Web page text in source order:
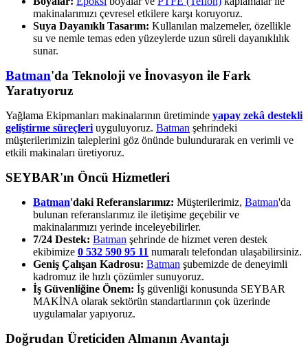
makinalarımızı çevresel etkilere karşı koruyoruz.
Suya Dayanıklı Tasarım: Kullanılan malzemeler, özellikle
su ve nemle temas eden yüzeylerde uzun süreli dayanıklılık
sunar.
Batman'da Teknoloji ve İnovasyon ile Fark
Yaratıyoruz
Yağlama Ekipmanları makinalarının üretiminde yapay zekâ destekli
geliştirme süreçleri uyguluyoruz. Batman şehrindeki
müşterilerimizin taleplerini göz önünde bulundurarak en verimli ve
etkili makinaları üretiyoruz.
SEYBAR'ın Öncü Hizmetleri
Batman'daki Referanslarımız: Müşterilerimiz, Batman'da
bulunan referanslarımız ile iletişime geçebilir ve
makinalarımızı yerinde inceleyebilirler.
7/24 Destek: Batman şehrinde de hizmet veren destek
ekibimize 0 532 590 95 11 numaralı telefondan ulaşabilirsiniz.
Geniş Çalışan Kadrosu: Batman şubemizde de deneyimli
kadromuz ile hızlı çözümler sunuyoruz.
İş Güvenliğine Önem: İş güvenliği konusunda SEYBAR
MAKİNA olarak sektörün standartlarının çok üzerinde
uygulamalar yapıyoruz.
Doğrudan Üreticiden Almanın Avantajı